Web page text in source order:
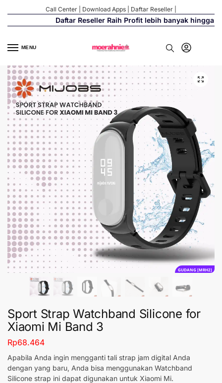
Call Center Download Apps Daftar Reseller
Daftar Reseller Raih Profit lebih banyak hingga
MENU
GUDANG [MRH2]
Sport Strap Watchband Silicone for
Xiaomi Mi Band 3
Rp68.464
Apabila Anda ingin mengganti tali strap jam digital Anda
dengan yang baru, Anda bisa menggunakan Watchband
Silicone strap ini dapat digunakan untuk Xiaomi Mi.